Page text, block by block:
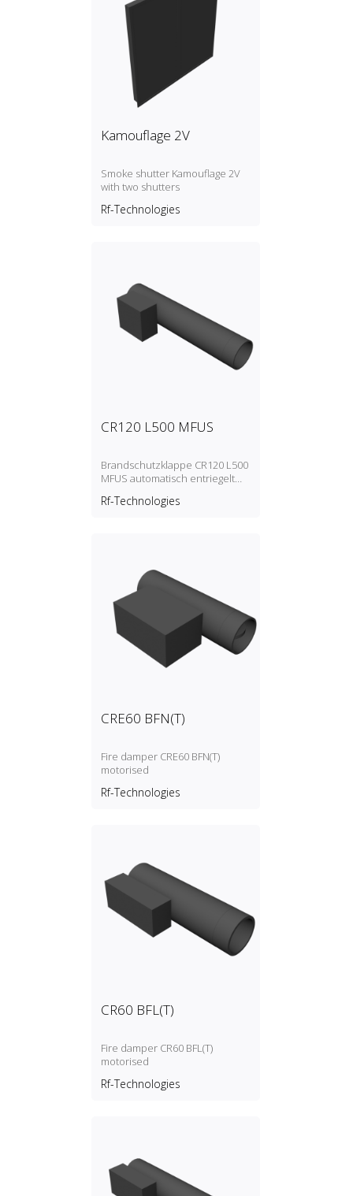
Kamouflage 2V
Smoke shutter Kamouflage 2V
with two shutters
Rf-Technologies
CR120 L500 MFUS
Brandschutzklappe CR120 L500
MFUS automatisch entriegelt
Rf-Technologies
CRE60 BFN(T)
Fire damper CRE60 BFN(T)
motorised
Rf-Technologies
CR60 BFL(T)
Fire damper CR60 BFL(T)
motorised
Rf-Technologies